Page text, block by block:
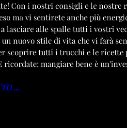
Con i nostri consigli e le nostre
ma vi sentirete anche più
lasciare alle spalle tutti i vostri
nuovo stile di vita che vi farà
scoprire tutti i trucchi e le ricette
ricordate: mangiare bene è
...